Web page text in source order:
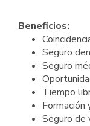
Beneficios:
Seguro
Seguro
Tiempo
Seguro de